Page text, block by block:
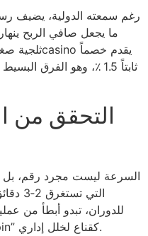
التحقق من
السرعة ليست مجرد رقم،
لأن بعض المواقع تحجز الـ “free spin” كقناع لخلل إداري.